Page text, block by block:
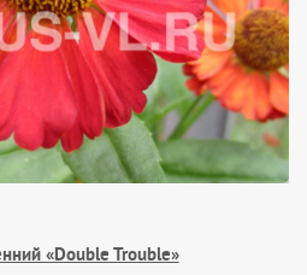
«Double Trouble»